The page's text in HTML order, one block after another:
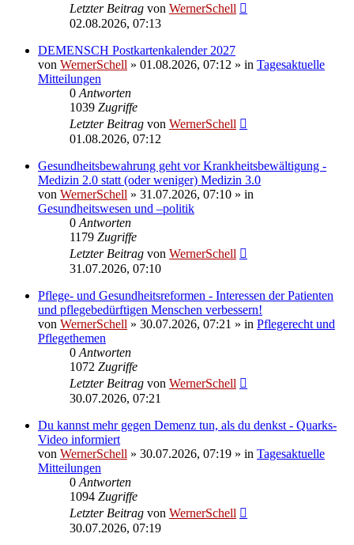
Letzter Beitrag von WernerSchell
02.08.2026, 07:13
DEMENSCH Postkartenkalender 2027
von WernerSchell » 01.08.2026, 07:12 » in Tagesaktuelle
Mitteilungen
0 Antworten
1039 Zugriffe
Letzter Beitrag von WernerSchell
01.08.2026, 07:12
Gesundheitsbewahrung geht vor Krankheitsbewältigung -
Medizin 2.0 statt (oder weniger) Medizin 3.0
von WernerSchell » 31.07.2026, 07:10 » in
Gesundheitswesen und –politik
0 Antworten
1179 Zugriffe
Letzter Beitrag von WernerSchell
31.07.2026, 07:10
Pflege- und Gesundheitsreformen - Interessen der Patienten
und pflegebedürftigen Menschen verbessern!
von WernerSchell » 30.07.2026, 07:21 » in Pflegerecht und
Pflegethemen
0 Antworten
1072 Zugriffe
Letzter Beitrag von WernerSchell
30.07.2026, 07:21
Du kannst mehr gegen Demenz tun, als du denkst - Quarks-
Video informiert
von WernerSchell » 30.07.2026, 07:19 » in Tagesaktuelle
Mitteilungen
0 Antworten
1094 Zugriffe
Letzter Beitrag von WernerSchell
30.07.2026, 07:19